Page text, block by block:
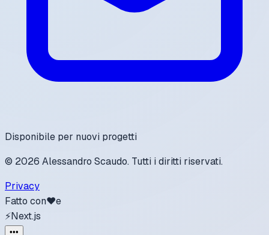
Disponibile per nuovi progetti
© 2026 Alessandro Scaudo. Tutti i diritti riservati.
Privacy
Fatto con❤️e
⚡Next.js
•••